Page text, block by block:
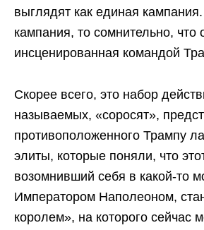
выглядят как единая
кампания, то сомнительно, что
инсценированная командой
Скорее всего, это набор
называемых, «соросят»,
противоположенного Трампу
элиты, которые поняли, что
возомнивший себя в какой-то
Императором Наполеоном,
королем», на которого сейчас